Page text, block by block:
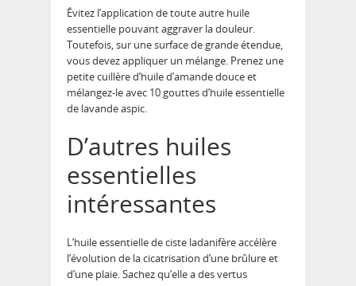
Évitez l’application de toute autre huile
essentielle pouvant aggraver la douleur.
Toutefois, sur une surface de grande étendue,
vous devez appliquer un mélange. Prenez une
petite cuillère d’huile d’amande douce et
mélangez-le avec 10 gouttes d’huile essentielle
de lavande aspic.
D’autres huiles
essentielles
intéressantes
L’huile essentielle de ciste ladanifère accélère
l’évolution de la cicatrisation d’une brûlure et
d’une plaie. Sachez qu’elle a des vertus